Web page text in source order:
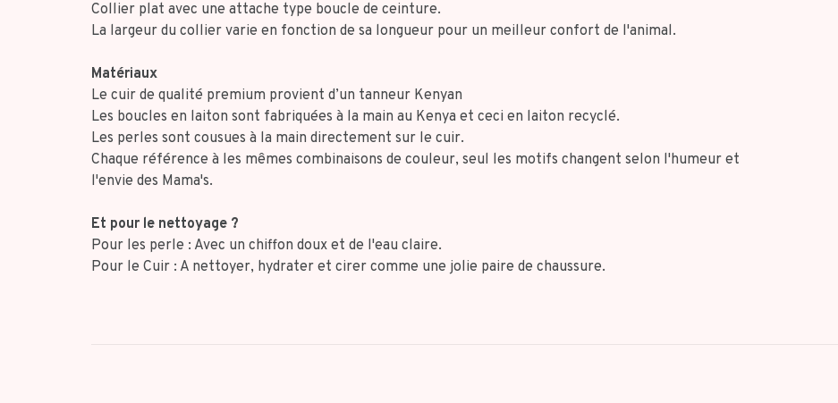
Collier plat avec une attache type boucle de ceinture.
La largeur du collier varie en fonction de sa longueur pour un meilleur confort de l'animal.
Matériaux
Le cuir de qualité premium provient d’un tanneur Kenyan
Les boucles en laiton sont fabriquées à la main au Kenya et ceci en laiton recyclé.
Les perles sont cousues à la main directement sur le cuir.
Chaque référence à les mêmes combinaisons de couleur, seul les motifs changent selon l'humeur et
l'envie des Mama's.
Et pour le nettoyage ?
Pour les perle : Avec un chiffon doux et de l'eau claire.
Pour le Cuir : A nettoyer, hydrater et cirer comme une jolie paire de chaussure.